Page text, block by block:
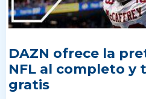
DAZN ofrece la
NFL al completo y
gratis